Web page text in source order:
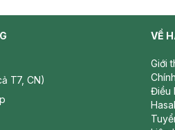
T7, CN)
VỀ
Giới
Điều